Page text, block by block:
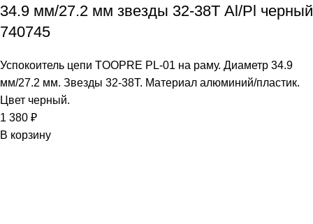
34.9 мм/27.2 мм звезды 32-38Т Al/Pl черный
740745
Успокоитель цепи TOOPRE PL-01 на раму. Диаметр 34.9
мм/27.2 мм. Звезды 32-38Т. Материал алюминий/пластик.
Цвет черный.
1 380 ₽
В корзину